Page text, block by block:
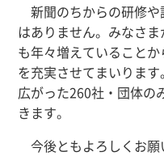
新聞のちからの研修
はありません。みなさ
も年々増えていること
を充実させてまいりま
広がった260社・団体の
きます。
今後ともよろしくお願